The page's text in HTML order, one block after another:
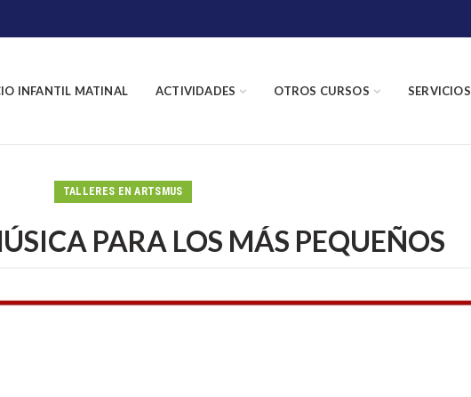
INFANTIL MATINAL ACTIVIDADES OTROS CURSOS SERVICIOS
TALLERES EN ARTSMUS
PARA LOS MÁS PEQUEÑOS